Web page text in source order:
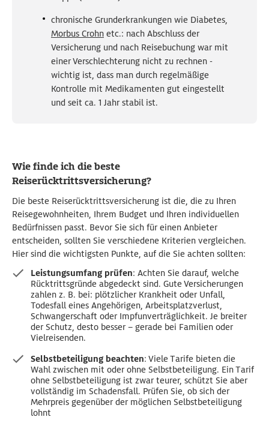
chronische Grunderkrankungen wie Diabetes,
Morbus Crohn etc.: nach Abschluss der
Versicherung und nach Reisebuchung war mit
einer Verschlechterung nicht zu rechnen -
wichtig ist, dass man durch regelmäßige
Kontrolle mit Medikamenten gut eingestellt
und seit ca. 1 Jahr stabil ist.
Wie finde ich die beste
Reiserücktrittsversicherung?
Die beste Reiserücktrittsversicherung ist die, die zu Ihren
Reisegewohnheiten, Ihrem Budget und Ihren individuellen
Bedürfnissen passt. Bevor Sie sich für einen Anbieter
entscheiden, sollten Sie verschiedene Kriterien vergleichen.
Hier sind die wichtigsten Punkte, auf die Sie achten sollten:
Leistungsumfang prüfen: Achten Sie darauf, welche
Rücktrittsgründe abgedeckt sind. Gute Versicherungen
zahlen z. B. bei: plötzlicher Krankheit oder Unfall,
Todesfall eines Angehörigen, Arbeitsplatzverlust,
Schwangerschaft oder Impfunverträglichkeit. Je breiter
der Schutz, desto besser – gerade bei Familien oder
Vielreisenden.
Selbstbeteiligung beachten: Viele Tarife bieten die
Wahl zwischen mit oder ohne Selbstbeteiligung. Ein Tarif
ohne Selbstbeteiligung ist zwar teurer, schützt Sie aber
vollständig im Schadensfall. Prüfen Sie, ob sich der
Mehrpreis gegenüber der möglichen Selbstbeteiligung
lohnt